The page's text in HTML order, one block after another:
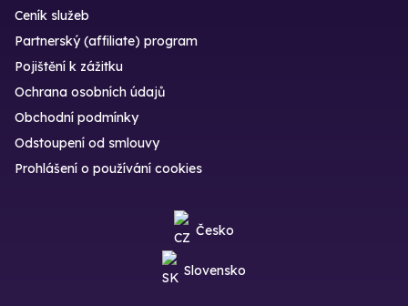
Ceník služeb
Partnerský (affiliate) program
Pojištění k zážitku
Ochrana osobních údajů
Obchodní podmínky
Odstoupení od smlouvy
Prohlášení o používání cookies
Česko
Slovensko